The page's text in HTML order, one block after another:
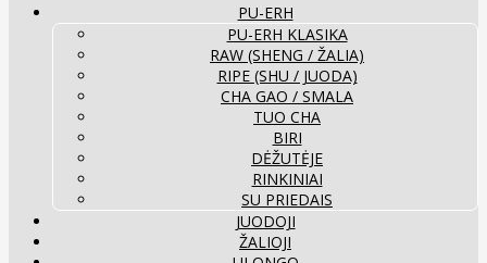
PU-ERH
PU-ERH KLASIKA
RAW (SHENG / ŽALIA)
RIPE (SHU / JUODA)
CHA GAO / SMALA
TUO CHA
BIRI
DĖŽUTĖJE
RINKINIAI
SU PRIEDAIS
JUODOJI
ŽALIOJI